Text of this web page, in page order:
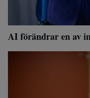
AI förändrar en av